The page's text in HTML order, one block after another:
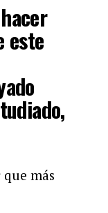
este
más